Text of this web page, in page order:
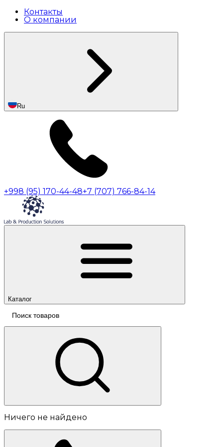
Контакты
О компании
Ru
+998 (95) 170-44-48+7 (707) 766-84-14
Каталог
Ничего не найдено